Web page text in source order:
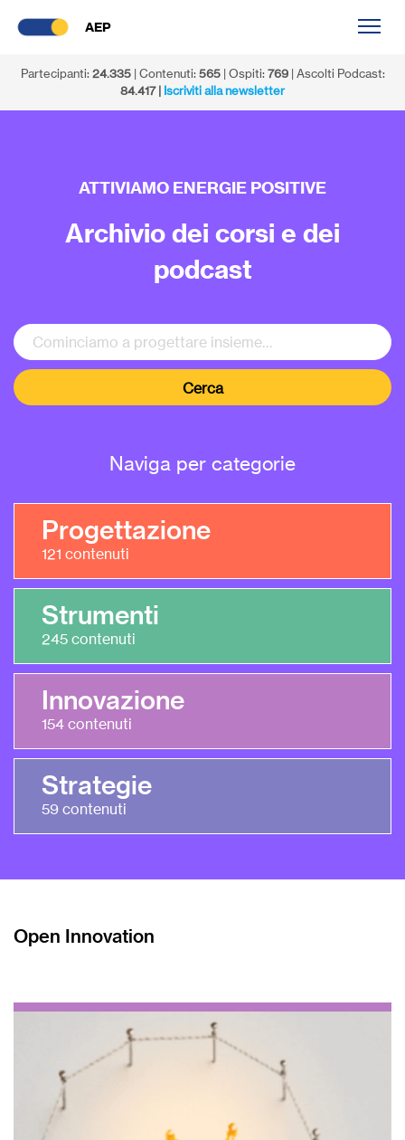
AEP
Partecipanti: 24.335| Contenuti: 565 | Ospiti: 769 | Ascolti Podcast:
84.417 | Iscriviti alla newsletter
ATTIVIAMO ENERGIE POSITIVE
Archivio dei corsi e dei
podcast
Naviga per categorie
Progettazione
121 contenuti
Strumenti
245 contenuti
Innovazione
154 contenuti
Strategie
59 contenuti
Open Innovation